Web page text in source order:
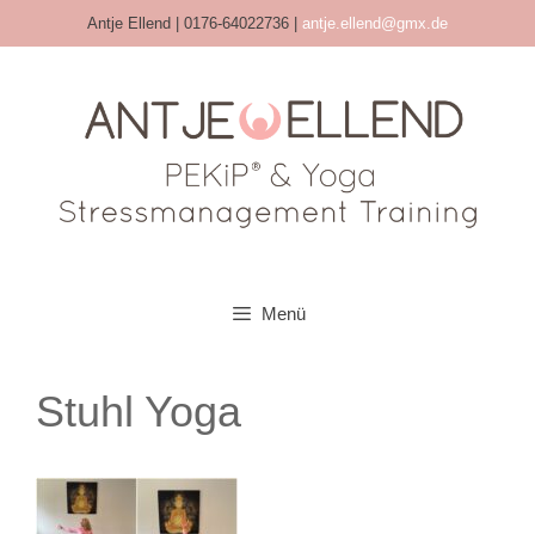
Antje Ellend | 0176-64022736 | antje.ellend@gmx.de
Menü
Stuhl Yoga